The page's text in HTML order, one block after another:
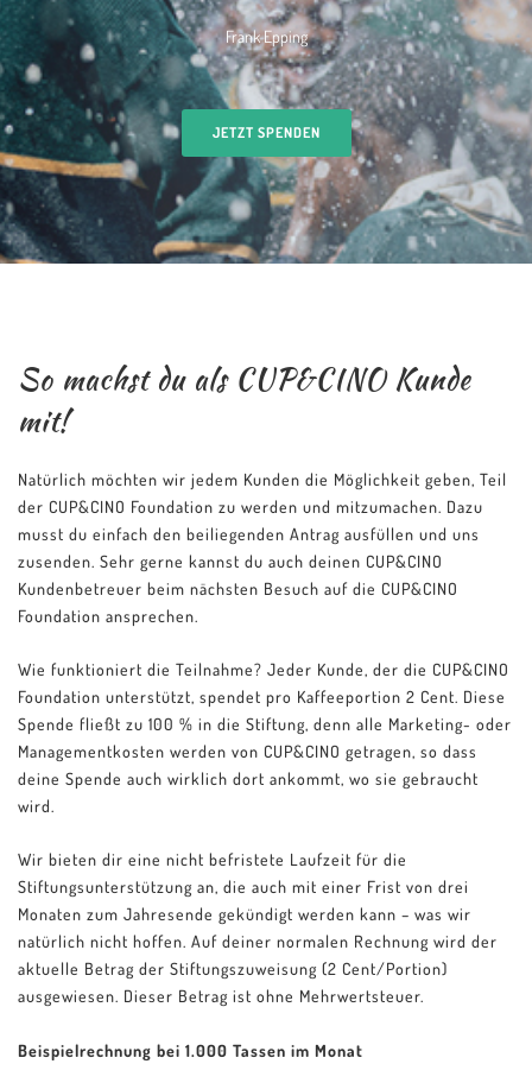
Frank Epping
JETZT SPENDEN
So machst du als CUP&CINO Kunde
mit!
Natürlich möchten wir jedem Kunden die Möglichkeit geben, Teil
der CUP&CINO Foundation zu werden und mitzumachen. Dazu
musst du einfach den beiliegenden Antrag ausfüllen und uns
zusenden. Sehr gerne kannst du auch deinen CUP&CINO
Kundenbetreuer beim nächsten Besuch auf die CUP&CINO
Foundation ansprechen.
Wie funktioniert die Teilnahme? Jeder Kunde, der die CUP&CINO
Foundation unterstützt, spendet pro Kaffeeportion 2 Cent. Diese
Spende fließt zu 100 % in die Stiftung, denn alle Marketing- oder
Managementkosten werden von CUP&CINO getragen, so dass
deine Spende auch wirklich dort ankommt, wo sie gebraucht
wird.
Wir bieten dir eine nicht befristete Laufzeit für die
Stiftungsunterstützung an, die auch mit einer Frist von drei
Monaten zum Jahresende gekündigt werden kann – was wir
natürlich nicht hoffen. Auf deiner normalen Rechnung wird der
aktuelle Betrag der Stiftungszuweisung (2 Cent/Portion)
ausgewiesen. Dieser Betrag ist ohne Mehrwertsteuer.
Beispielrechnung bei 1.000 Tassen im Monat